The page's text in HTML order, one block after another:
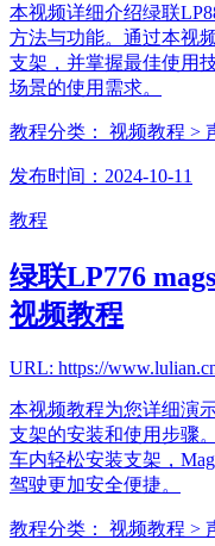
本视频详细介绍绿联
方法与功能。通过本视
支架，并掌握最佳使用
场景的使用需求。
教程分类： 视频教程 >
发布时间：2024-10-11
教程
绿联LP776
视频教程
URL: https://
本视频教程为您详细演
支架的安装和使用步骤
车内轻松安装支架，
驾驶更加安全便捷。
教程分类： 视频教程 >